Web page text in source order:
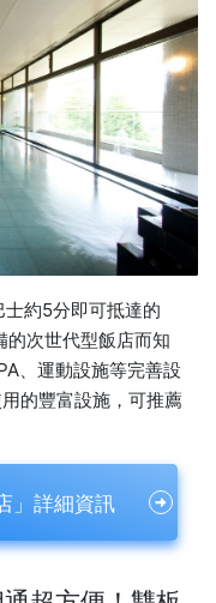
約5分即可抵達的
的次世代型飯店而知
、運動設施等完善設
的豐富設施，可推薦
」詳細資訊